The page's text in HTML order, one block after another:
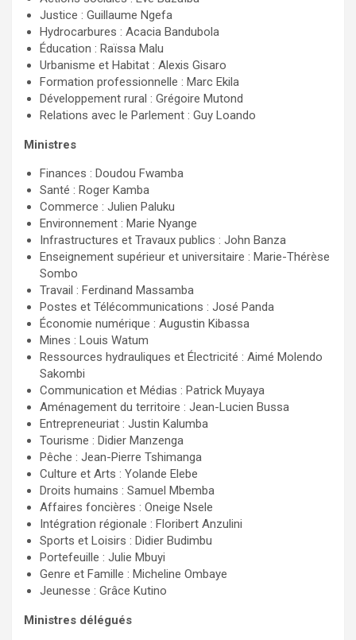
Justice : Guillaume Ngefa
Hydrocarbures : Acacia Bandubola
Éducation : Raïssa Malu
Urbanisme et Habitat : Alexis Gisaro
Formation professionnelle : Marc Ekila
Développement rural : Grégoire Mutond
Relations avec le Parlement : Guy Loando
Ministres
Finances : Doudou Fwamba
Santé : Roger Kamba
Commerce : Julien Paluku
Environnement : Marie Nyange
Infrastructures et Travaux publics : John Banza
Enseignement supérieur et universitaire : Marie-Thérèse
Sombo
Travail : Ferdinand Massamba
Postes et Télécommunications : José Panda
Économie numérique : Augustin Kibassa
Mines : Louis Watum
Ressources hydrauliques et Électricité : Aimé Molendo
Sakombi
Communication et Médias : Patrick Muyaya
Aménagement du territoire : Jean-Lucien Bussa
Entrepreneuriat : Justin Kalumba
Tourisme : Didier Manzenga
Pêche : Jean-Pierre Tshimanga
Culture et Arts : Yolande Elebe
Droits humains : Samuel Mbemba
Affaires foncières : Oneige Nsele
Intégration régionale : Floribert Anzulini
Sports et Loisirs : Didier Budimbu
Portefeuille : Julie Mbuyi
Genre et Famille : Micheline Ombaye
Jeunesse : Grâce Kutino
Ministres délégués